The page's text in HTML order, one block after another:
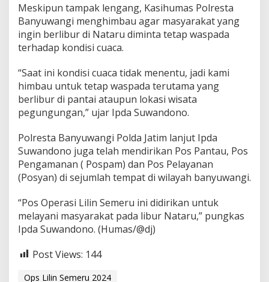
Meskipun tampak lengang, Kasihumas Polresta
Banyuwangi menghimbau agar masyarakat yang
ingin berlibur di Nataru diminta tetap waspada
terhadap kondisi cuaca.
“Saat ini kondisi cuaca tidak menentu, jadi kami
himbau untuk tetap waspada terutama yang
berlibur di pantai ataupun lokasi wisata
pegungungan,” ujar Ipda Suwandono.
Polresta Banyuwangi Polda Jatim lanjut Ipda
Suwandono juga telah mendirikan Pos Pantau, Pos
Pengamanan ( Pospam) dan Pos Pelayanan
(Posyan) di sejumlah tempat di wilayah banyuwangi.
“Pos Operasi Lilin Semeru ini didirikan untuk
melayani masyarakat pada libur Nataru,” pungkas
Ipda Suwandono. (Humas/@dj)
Post Views: 144
Ops Lilin Semeru 2024